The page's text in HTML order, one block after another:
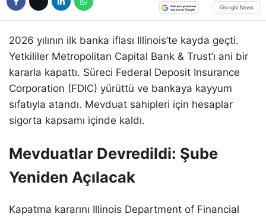
2026 yılının ilk banka iflası Illinois’te kayda geçti.
Yetkililer Metropolitan Capital Bank & Trust’ı ani bir
kararla kapattı. Süreci Federal Deposit Insurance
Corporation (FDIC) yürüttü ve bankaya kayyum
sıfatıyla atandı. Mevduat sahipleri için hesaplar
sigorta kapsamı içinde kaldı.
Mevduatlar Devredildi: Şube
Yeniden Açılacak
Kapatma kararını Illinois Department of Financial